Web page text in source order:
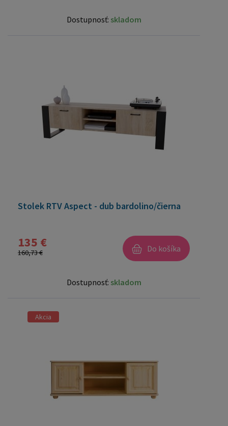
Dostupnosť: skladom
Stolek RTV Aspect - dub bardolino/čierna
135 €
160,73 € Do košíka
Dostupnosť: skladom
Akcia